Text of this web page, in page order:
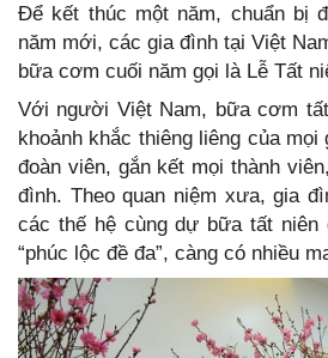
Để kết thúc một năm, chuẩn bị
năm mới, các gia đình tại Việt
bữa cơm cuối năm gọi là Lễ Tất
Với người Việt Nam, bữa cơm
khoảnh khắc thiêng liêng của
đoàn viên, gắn kết mọi thành
đình. Theo quan niệm xưa, gia
các thế hệ cùng dự bữa tất niên
“phúc lộc đề đa”, càng có nhiều